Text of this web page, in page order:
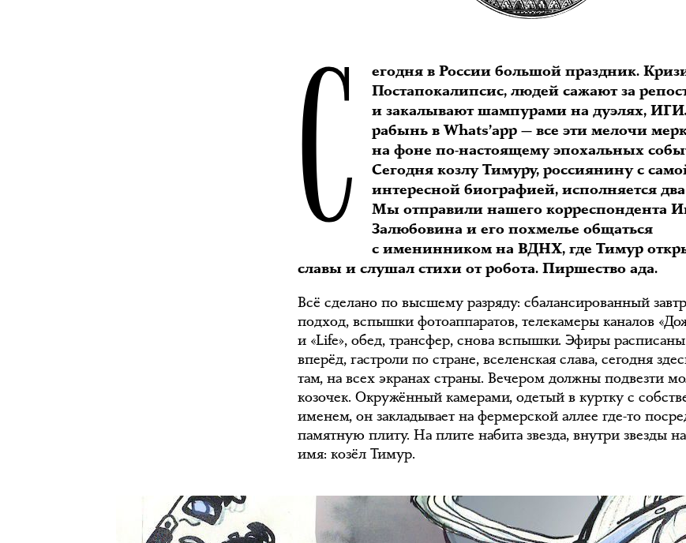
С
егодня в России большой праздник.
Постапокалипсис, людей сажают за
и закалывают шампурами на дуэлях,
рабынь в Whats’app — все эти мелочи
на фоне по-настоящему эпохальных
Сегодня козлу Тимуру, россиянину с
интересной биографией, исполняется два
Мы отправили нашего корреспондента
Залюбовина и его похмелье общаться
с именинником на ВДНХ, где Тимур
славы и слушал стихи от робота. Пиршество ада.
Всё сделано по высшему разряду: сбалансированный
подход, вспышки фотоаппаратов, телекамеры каналов
и «Life», обед, трансфер, снова вспышки. Эфиры
вперёд, гастроли по стране, вселенская слава, сегодня
там, на всех экранах страны. Вечером должны подвезти
козочек. Окружённый камерами, одетый в куртку с
именем, он закладывает на фермерской аллее где-то
памятную плиту. На плите набита звезда, внутри звезды
имя: козёл Тимур.